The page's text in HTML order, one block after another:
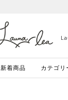
新着商品 カテゴリ